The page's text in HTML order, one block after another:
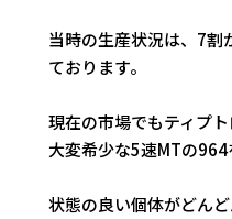
当時の生産状況は、7割
ております。
現在の市場でもティプ
大変希少な5速MTの964
状態の良い個体がどん